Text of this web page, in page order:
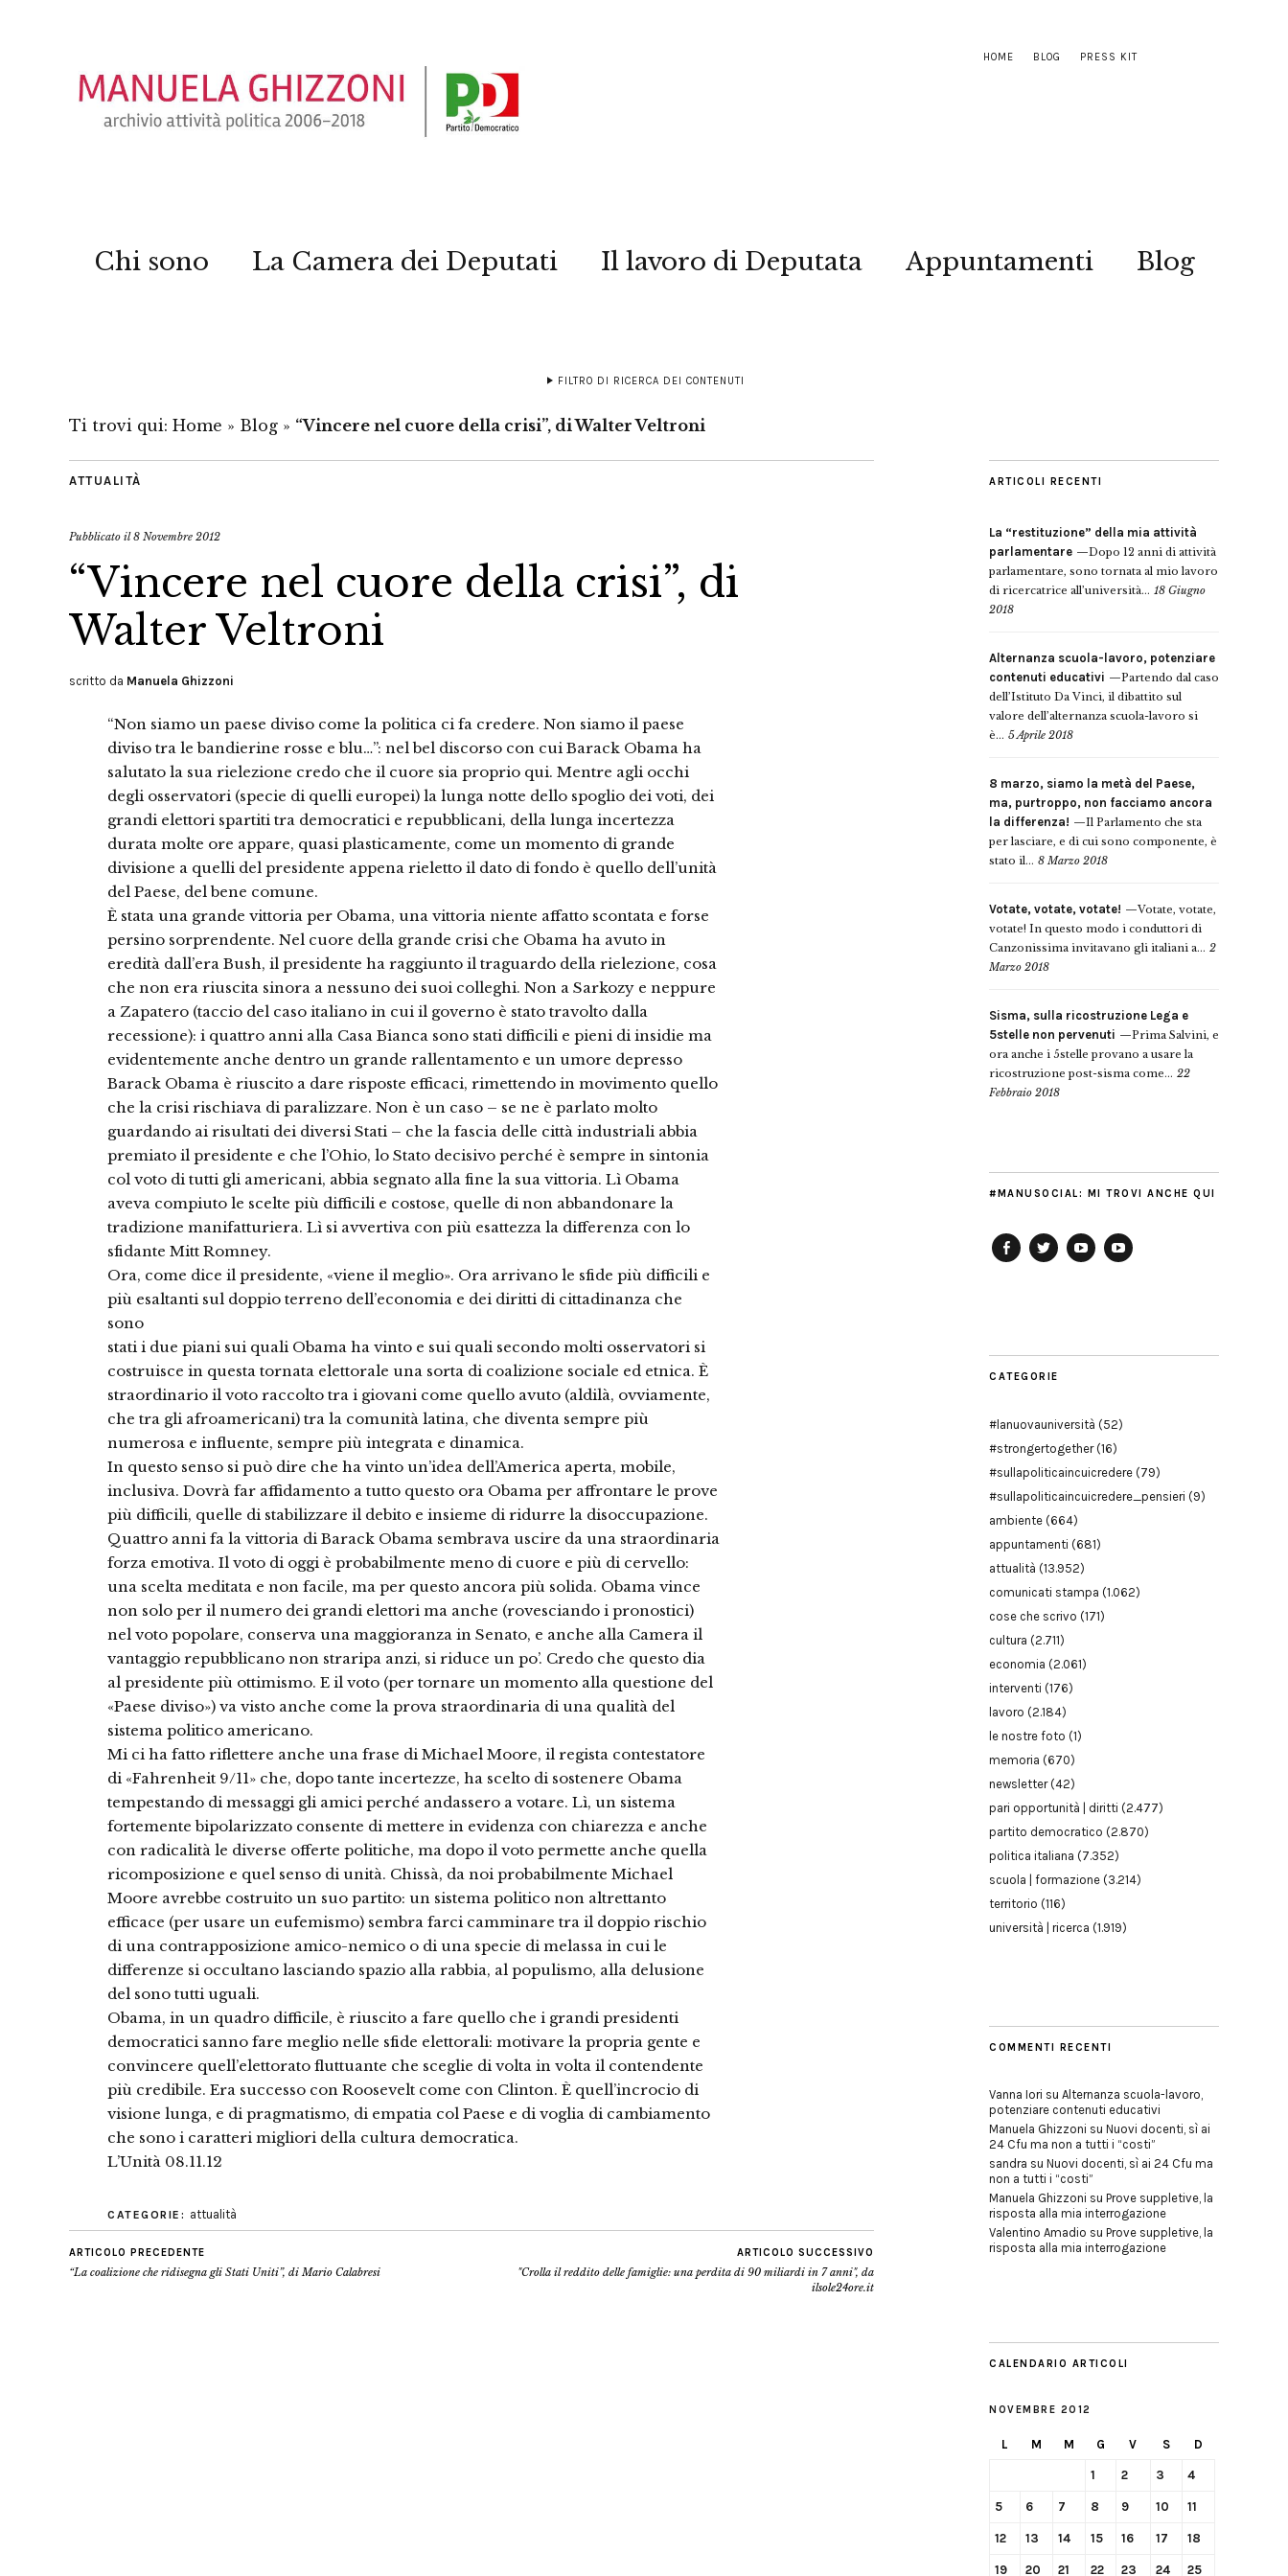
HOME BLOG PRESS KIT
Chi sono La Camera dei Deputati Il lavoro di Deputata Appuntamenti Blog
FILTRO DI RICERCA DEI CONTENUTI
Ti trovi qui: Home » Blog » “Vincere nel cuore della crisi”, di Walter Veltroni
ATTUALITÀ
Pubblicato il8 Novembre 2012
“Vincere nel cuore della crisi”, di
Walter Veltroni
scritto da Manuela Ghizzoni
“Non siamo un paese diviso come la politica ci fa credere. Non siamo il paese
diviso tra le bandierine rosse e blu…”: nel bel discorso con cui Barack Obama ha
salutato la sua rielezione credo che il cuore sia proprio qui. Mentre agli occhi
degli osservatori (specie di quelli europei) la lunga notte dello spoglio dei voti, dei
grandi elettori spartiti tra democratici e repubblicani, della lunga incertezza
durata molte ore appare, quasi plasticamente, come un momento di grande
divisione a quelli del presidente appena rieletto il dato di fondo è quello dell’unità
del Paese, del bene comune.
È stata una grande vittoria per Obama, una vittoria niente affatto scontata e forse
persino sorprendente. Nel cuore della grande crisi che Obama ha avuto in
eredità dall’era Bush, il presidente ha raggiunto il traguardo della rielezione, cosa
che non era riuscita sinora a nessuno dei suoi colleghi. Non a Sarkozy e neppure
a Zapatero (taccio del caso italiano in cui il governo è stato travolto dalla
recessione): i quattro anni alla Casa Bianca sono stati difficili e pieni di insidie ma
evidentemente anche dentro un grande rallentamento e un umore depresso
Barack Obama è riuscito a dare risposte efficaci, rimettendo in movimento quello
che la crisi rischiava di paralizzare. Non è un caso – se ne è parlato molto
guardando ai risultati dei diversi Stati – che la fascia delle città industriali abbia
premiato il presidente e che l’Ohio, lo Stato decisivo perché è sempre in sintonia
col voto di tutti gli americani, abbia segnato alla fine la sua vittoria. Lì Obama
aveva compiuto le scelte più difficili e costose, quelle di non abbandonare la
tradizione manifatturiera. Lì si avvertiva con più esattezza la differenza con lo
sfidante Mitt Romney.
Ora, come dice il presidente, «viene il meglio». Ora arrivano le sfide più difficili e
più esaltanti sul doppio terreno dell’economia e dei diritti di cittadinanza che
sono
stati i due piani sui quali Obama ha vinto e sui quali secondo molti osservatori si
costruisce in questa tornata elettorale una sorta di coalizione sociale ed etnica. È
straordinario il voto raccolto tra i giovani come quello avuto (aldilà, ovviamente,
che tra gli afroamericani) tra la comunità latina, che diventa sempre più
numerosa e influente, sempre più integrata e dinamica.
In questo senso si può dire che ha vinto un’idea dell’America aperta, mobile,
inclusiva. Dovrà far affidamento a tutto questo ora Obama per affrontare le prove
più difficili, quelle di stabilizzare il debito e insieme di ridurre la disoccupazione.
Quattro anni fa la vittoria di Barack Obama sembrava uscire da una straordinaria
forza emotiva. Il voto di oggi è probabilmente meno di cuore e più di cervello:
una scelta meditata e non facile, ma per questo ancora più solida. Obama vince
non solo per il numero dei grandi elettori ma anche (rovesciando i pronostici)
nel voto popolare, conserva una maggioranza in Senato, e anche alla Camera il
vantaggio repubblicano non straripa anzi, si riduce un po’. Credo che questo dia
al presidente più ottimismo. E il voto (per tornare un momento alla questione del
«Paese diviso») va visto anche come la prova straordinaria di una qualità del
sistema politico americano.
Mi ci ha fatto riflettere anche una frase di Michael Moore, il regista contestatore
di «Fahrenheit 9/11» che, dopo tante incertezze, ha scelto di sostenere Obama
tempestando di messaggi gli amici perché andassero a votare. Lì, un sistema
fortemente bipolarizzato consente di mettere in evidenza con chiarezza e anche
con radicalità le diverse offerte politiche, ma dopo il voto permette anche quella
ricomposizione e quel senso di unità. Chissà, da noi probabilmente Michael
Moore avrebbe costruito un suo partito: un sistema politico non altrettanto
efficace (per usare un eufemismo) sembra farci camminare tra il doppio rischio
di una contrapposizione amico-nemico o di una specie di melassa in cui le
differenze si occultano lasciando spazio alla rabbia, al populismo, alla delusione
del sono tutti uguali.
Obama, in un quadro difficile, è riuscito a fare quello che i grandi presidenti
democratici sanno fare meglio nelle sfide elettorali: motivare la propria gente e
convincere quell’elettorato fluttuante che sceglie di volta in volta il contendente
più credibile. Era successo con Roosevelt come con Clinton. È quell’incrocio di
visione lunga, e di pragmatismo, di empatia col Paese e di voglia di cambiamento
che sono i caratteri migliori della cultura democratica.
L’Unità 08.11.12
CATEGORIE: attualità
ARTICOLO PRECEDENTE
“La coalizione che ridisegna gli Stati Uniti”, di Mario Calabresi
ARTICOLO SUCCESSIVO
"Crolla il reddito delle famiglie: una perdita di 90 miliardi in 7 anni", da
ilsole24ore.it
ARTICOLI RECENTI
La “restituzione” della mia attività
parlamentare
Dopo 12 anni di attività
parlamentare, sono tornata al mio lavoro
di ricercatrice all’università... 18 Giugno
2018
Alternanza scuola-lavoro, potenziare
contenuti educativi
Partendo dal caso
dell’Istituto Da Vinci, il dibattito sul
valore dell’alternanza scuola-lavoro si
è... 5 Aprile 2018
8 marzo, siamo la metà del Paese,
ma, purtroppo, non facciamo ancora
la differenza!
Il Parlamento che sta
per lasciare, e di cui sono componente, è
stato il... 8 Marzo 2018
Votate, votate, votate!
Votate, votate,
votate! In questo modo i conduttori di
Canzonissima invitavano gli italiani a... 2
Marzo 2018
Sisma, sulla ricostruzione Lega e
5stelle non pervenuti
Prima Salvini, e
ora anche i 5stelle provano a usare la
ricostruzione post-sisma come... 22
Febbraio 2018
#MANUSOCIAL: MI TROVI ANCHE QUI
CATEGORIE
#lanuovauniversità (52)
#strongertogether(16)
#sullapoliticaincuicredere (79)
#sullapoliticaincuicredere_pensieri (9)
ambiente (664)
appuntamenti (681)
attualità (13.952)
comunicati stampa (1.062)
cose che scrivo (171)
cultura (2.711)
economia (2.061)
interventi (176)
lavoro (2.184)
le nostre foto (1)
memoria (670)
newsletter(42)
pari opportunità | diritti (2.477)
partito democratico (2.870)
politica italiana (7.352)
scuola | formazione (3.214)
territorio (116)
università | ricerca (1.919)
COMMENTI RECENTI
Vanna Iori su Alternanza scuola-lavoro,
potenziare contenuti educativi
Manuela Ghizzoni su Nuovi docenti, sì ai
24 Cfu ma non a tutti i “costi”
sandra su Nuovi docenti, sì ai 24 Cfu ma
non a tutti i “costi”
Manuela Ghizzoni su Prove suppletive, la
risposta alla mia interrogazione
Valentino Amadio su Prove suppletive, la
risposta alla mia interrogazione
CALENDARIO ARTICOLI
NOVEMBRE 2012
L M M G V S D
1 2 3 4
5 6 7 8 9 10 11
12 13 14 15 16 17 18
19 20 21 22 23 24 25